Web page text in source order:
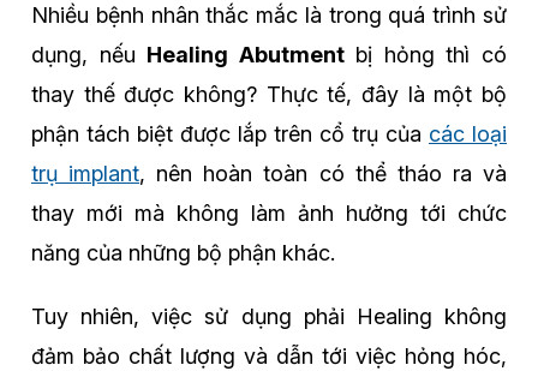
Nhiều bệnh nhân thắc mắc là trong quá trình sử
dụng, nếu Healing Abutmentbị hỏng thì có
thay thế được không? Thực tế, đây là một bộ
phận tách biệt được lắp trên cổ trụ của các loại
trụ implant, nên hoàn toàn có thể tháo ra và
thay mới mà không làm ảnh hưởng tới chức
năng của những bộ phận khác.
Tuy nhiên, việc sử dụng phải Healing không
đảm bảo chất lượng và dẫn tới việc hỏng hóc,